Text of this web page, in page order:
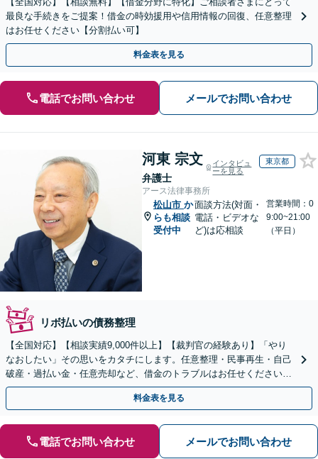
最良な手続きをご提案！借金の時効援用や信用情報の回復、任意整理
はお任せください【分割払い可】
料金表を見る
電話でお問い合わせ メールでお問い合わせ
河東 宗文
弁護士
インタビュ
ーを見る
東京都
アース法律事務所
松山市 か
らも相談
受付中
面談方法(対面・
電話・ビデオな
ど)は応相談
営業時間：0
9:00~21:00
（平日）
リボ払いの債務整理
【全国対応】【相談実績9,000件以上】【裁判官の経験あり】「やり
なおしたい」その思いをカタチにします。任意整理・民事再生・自己
破産・過払い金・任意売却など、借金のトラブルはお任せください。
【初回相談無料】【全国対応可能】
料金表を見る
電話でお問い合わせ メールでお問い合わせ